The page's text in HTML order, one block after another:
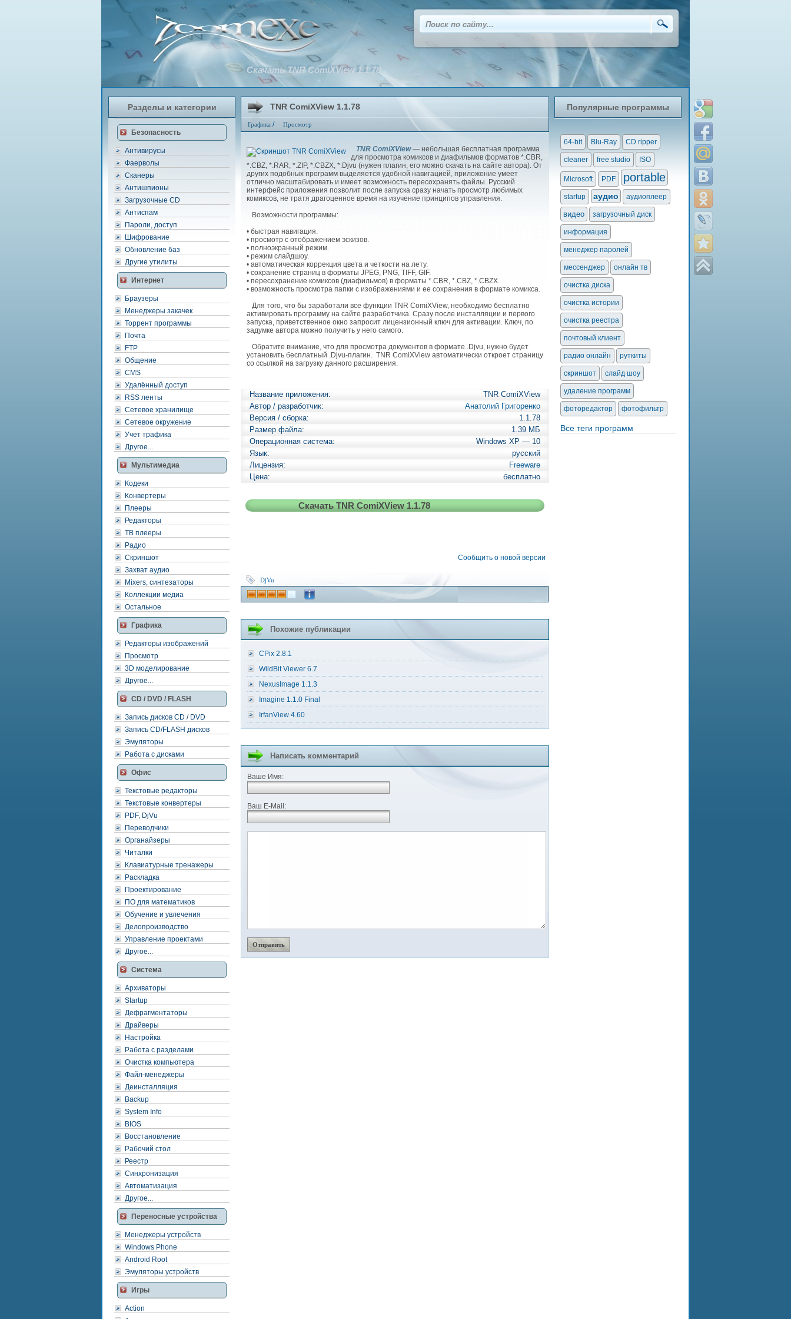
Разделы и категории
Безопасность
Антивирусы
Фаерволы
Сканеры
Антишпионы
Загрузочные CD
Антиспам
Пароли, доступ
Шифрование
Обновление баз
Другие утилиты
Интернет
Браузеры
Менеджеры закачек
Торрент программы
Почта
FTP
Общение
CMS
Удалённый доступ
RSS ленты
Сетевое хранилище
Сетевое окружение
Учет трафика
Другое...
Мультимедиа
Кодеки
Конвертеры
Плееры
Редакторы
ТВ плееры
Радио
Скриншот
Захват аудио
Mixers, синтезаторы
Коллекции медиа
Остальное
Графика
Редакторы изображений
Просмотр
3D моделирование
Другое...
CD / DVD / FLASH
Запись дисков CD / DVD
Запись CD/FLASH дисков
Эмуляторы
Работа с дисками
Офис
Текстовые редакторы
Текстовые конвертеры
PDF, DjVu
Переводчики
Органайзеры
Читалки
Клавиатурные тренажеры
Раскладка
Проектирование
ПО для математиков
Обучение и увлечения
Делопроизводство
Управление проектами
Другое...
Система
Архиваторы
Startup
Дефрагментаторы
Драйверы
Настройка
Работа с разделами
Очистка компьютера
Файл-менеджеры
Деинсталляция
Backup
System Info
BIOS
Восстановление
Рабочий стол
Реестр
Синхронизация
Автоматизация
Другое...
Переносные устройства
Менеджеры устройств
Windows Phone
Android Root
Эмуляторы устройств
Игры
Action
TNR ComiXView 1.1.78
Графика / Просмотр
Скачать TNR ComiXView 1.1.78
TNR ComiXView— небольшая бесплатная программа
для просмотра комиксов и диафильмов форматов *.CBR,
*.CBZ, *.RAR, *.ZIP, *.CBZX, *.Djvu (нужен плагин, его можно скачать на сайте автора). От
других подобных программ выделяется удобной навигацией, приложение умеет
отлично масштабировать и имеет возможность пересохранять файлы. Русский
интерфейс приложения позволит после запуска сразу начать просмотр любимых
комиксов, не тратя драгоценное время на изучение принципов управления.
Возможности программы:
• быстрая навигация.
• просмотр с отображением эскизов.
• полноэкранный режим.
• режим слайдшоу.
• автоматическая коррекция цвета и четкости на лету.
• сохранение страниц в форматы JPEG, PNG, TIFF, GIF.
• пересохранение комиксов (диафильмов) в форматы *.CBR, *.CBZ, *.CBZX.
• возможность просмотра папки с изображениями и ее сохранения в формате комикса.
Для того, что бы заработали все функции TNR ComiXView, необходимо бесплатно
активировать программу на сайте разработчика. Сразу после инсталляции и первого
запуска, приветственное окно запросит лицензионный ключ для активации. Ключ, по
задумке автора можно получить у него самого.
Обратите внимание, что для просмотра документов в формате .Djvu, нужно будет
установить бесплатный .Djvu-плагин. TNR ComiXView автоматически откроет страницу
со ссылкой на загрузку данного расширения.
Название приложения:
TNR ComiXView
Автор / разработчик:
Анатолий Григоренко
Версия / сборка:
1.1.78
Размер файла:
1.39 МБ
Операционная система:
Windows XP — 10
Язык:
русский
Лицензия:
Freeware
Цена:
бесплатно
Скачать TNR ComiXView 1.1.78
Сообщить о новой версии
DjVu
Похожие публикации
CPix 2.8.1
WildBit Viewer 6.7
NexusImage 1.1.3
Imagine 1.1.0 Final
IrfanView 4.60
Написать комментарий
Ваше Имя:
Ваш E-Mail:
Популярные программы
64-bit Blu-Ray CD ripper
cleaner free studio ISO
Microsoft PDF portable
startup аудио аудиоплеер
видео загрузочный диск
информация
менеджер паролей
мессенджер онлайн тв
очистка диска
очистка истории
очистка реестра
почтовый клиент
радио онлайн руткиты
скриншот слайд шоу
удаление программ
фоторедактор фотофильтр
Все теги программ